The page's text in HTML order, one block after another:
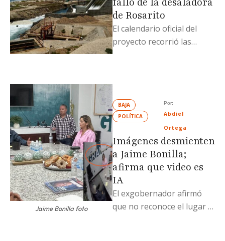
de Rosarito
El calendario oficial del
proyecto recorrió las
Jaime Bonilla foto
BAJA
POLÍTICA
Por:
Abdiel
Ortega
Imágenes desmienten
a Jaime Bonilla;
afirma que video es
IA
El exgobernador afirmó
que no reconoce el lugar ni